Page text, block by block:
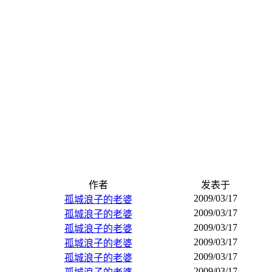
作者
发表于
孤城浪子的老婆
2009/03/17
孤城浪子的老婆
2009/03/17
孤城浪子的老婆
2009/03/17
孤城浪子的老婆
2009/03/17
孤城浪子的老婆
2009/03/17